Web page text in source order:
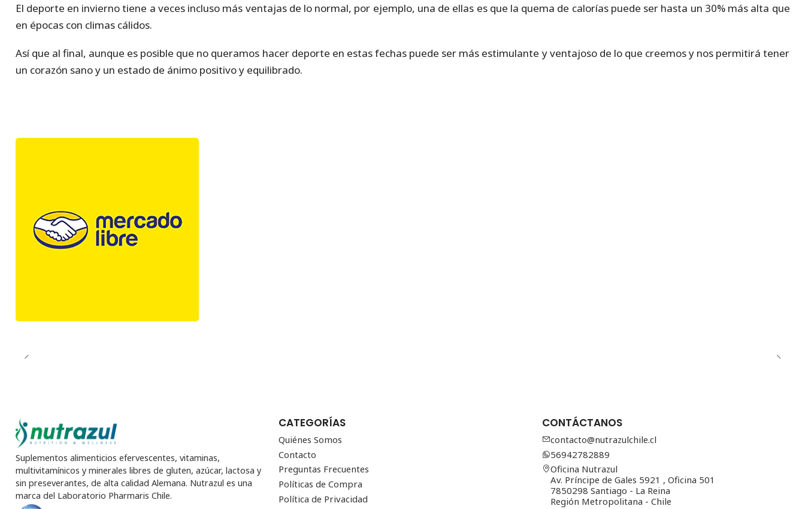
El deporte en invierno tiene a veces incluso más ventajas de lo normal, por ejemplo, una de ellas es que la quema de calorías puede ser hasta un 30% más alta que
en épocas con climas cálidos.
Así que al final, aunque es posible que no queramos hacer deporte en estas fechas puede ser más estimulante y ventajoso de lo que creemos y nos permitirá tener
un corazón sano y un estado de ánimo positivo y equilibrado.
Suplementos alimenticios efervescentes, vitaminas,
multivitamínicos y minerales libres de gluten, azúcar, lactosa y
sin preseverantes, de alta calidad Alemana. Nutrazul es una
marca del Laboratorio Pharmaris Chile.
CATEGORÍAS
Quiénes Somos
Contacto
Preguntas Frecuentes
Políticas de Compra
Política de Privacidad
CONTÁCTANOS
contacto@nutrazulchile.cl
56942782889
Oficina Nutrazul
Av. Príncipe de Gales 5921 , Oficina 501
7850298 Santiago - La Reina
Región Metropolitana - Chile